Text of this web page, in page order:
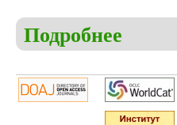
Подробнее